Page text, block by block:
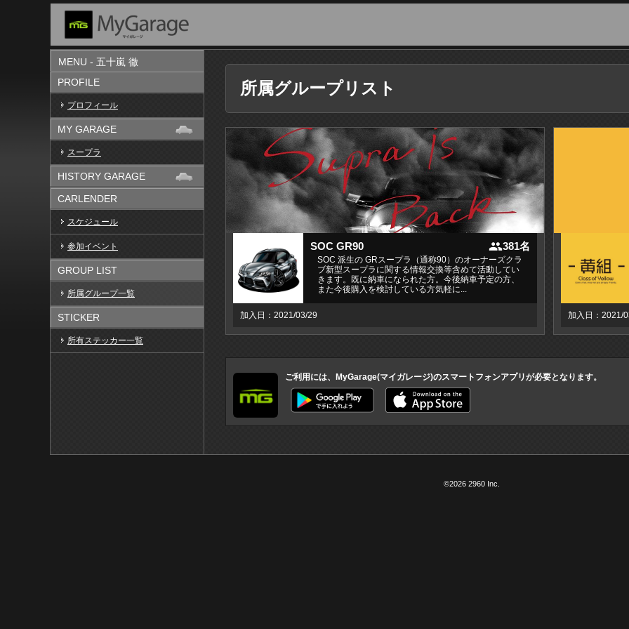
MENU - 五十嵐 徹
PROFILE
プロフィール
MY GARAGE
スープラ
HISTORY GARAGE
CARLENDER
スケジュール
参加イベント
GROUP LIST
所属グループ一覧
STICKER
所有ステッカー一覧
所属グループリスト
SOC GR90 people381名
SOC 派生の GRスープラ（通称90）のオーナーズクラ
ブ新型スープラに関する情報交換等含めて活動してい
きます。既に納車になられた方。今後納車予定の方、
また今後購入を検討している方気軽に...
加入日：2021/03/29 加入日：2021/
ご利用には、MyGarage(マイガレージ)のスマートフォンアプリが必要となります。
©2026 2960 Inc.